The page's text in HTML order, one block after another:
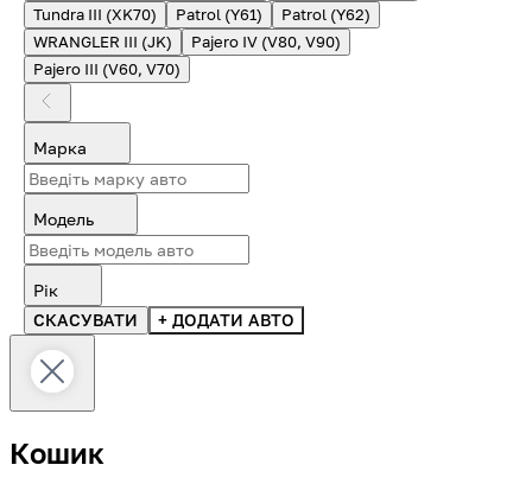
Tundra III (XK70)
Patrol (Y61)
Patrol (Y62)
WRANGLER III (JK)
Pajero IV (V80, V90)
Pajero III (V60, V70)
Марка
Модель
Рік
СКАСУВАТИ
+ ДОДАТИ АВТО
Кошик